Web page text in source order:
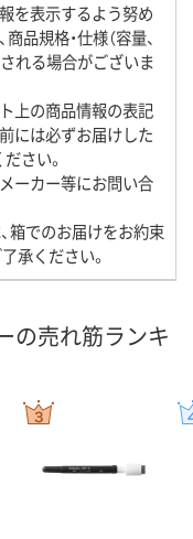
を表示するよう努め
品規格・仕様（容量、
れる場合がございま
上の商品情報の表記
には必ずお届けした
さい。
ーカー等にお問い合
箱でのお届けをお約束
承ください。
の売れ筋ランキ